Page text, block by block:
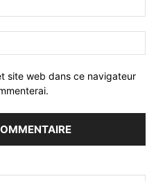
site web dans ce navigateur